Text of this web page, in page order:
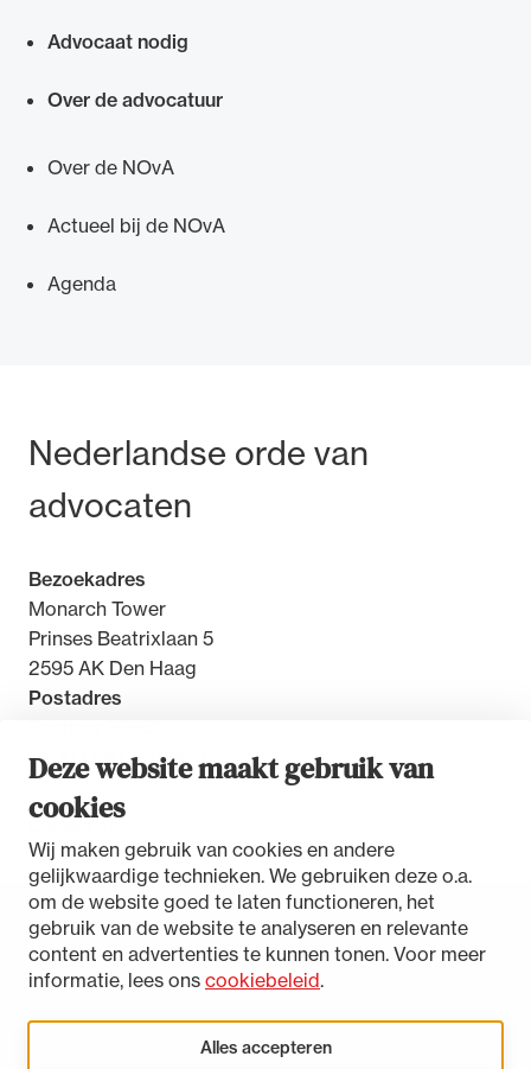
Deze website maakt gebruik van
cookies
Wij maken gebruik van cookies en andere
gelijkwaardige technieken. We gebruiken deze o.a.
om de website goed te laten functioneren, het
gebruik van de website te analyseren en relevante
content en advertenties te kunnen tonen. Voor meer
informatie, lees ons cookiebeleid.
Alles accepteren
Advocaat nodig
Over de advocatuur
Over de NOvA
Actueel bij de NOvA
Agenda
Bezoek- en postadres
Nederlandse orde van
advocaten
Bezoekadres
Monarch Tower
Prinses Beatrixlaan 5
2595 AK Den Haag
Postadres
2500 GW Den Haag
Toegankelijkheidsverklaring
Disclaimer